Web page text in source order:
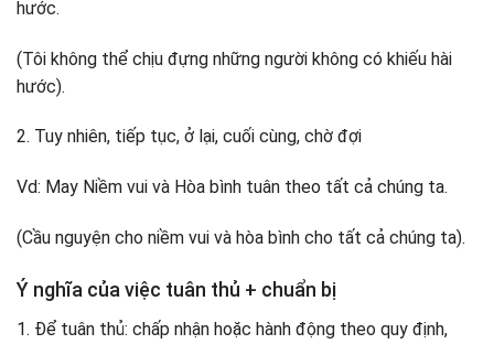
hước.
(Tôi không thể chịu đựng những người không có khiếu hài
hước).
2. Tuy nhiên, tiếp tục, ở lại, cuối cùng, chờ đợi
Vd: May Niềm vui và Hòa bình tuân theo tất cả chúng ta.
(Cầu nguyện cho niềm vui và hòa bình cho tất cả chúng ta).
Ý nghĩa của việc tuân thủ + chuẩn bị
1. Để tuân thủ: chấp nhận hoặc hành động theo quy định,